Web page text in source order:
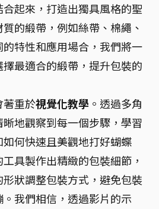
起來，打造出獨具風格的聖
的緞帶，例如絲帶、棉繩、
特性和應用場合，我們將一
最適合的緞帶，提升包裝的
著重於視覺化教學 。透過多角
地觀察到每一個步驟，學習
何快速且美觀地打好蝴蝶
具製作出精緻的包裝細節，
狀調整包裝方式，避免包裝
我們相信，透過影片的示